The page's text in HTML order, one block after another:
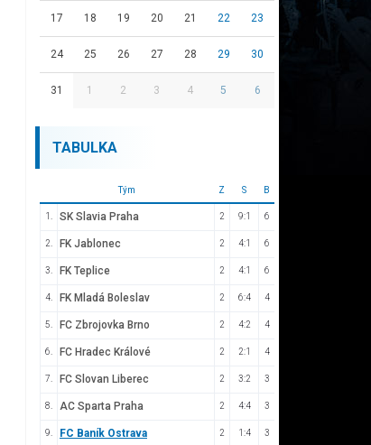
17 18 19 20 21 22 23
24 25 26 27 28 29 30
31 1 2 3 4 5 6
TABULKA
Tým Z S B
1. SK Slavia Praha 2 9:1 6
2. FK Jablonec 2 4:1 6
3. FK Teplice 2 4:1 6
4. FK Mladá Boleslav 2 6:4 4
5. FC Zbrojovka Brno 2 4:2 4
6. FC Hradec Králové 2 2:1 4
7. FC Slovan Liberec 2 3:2 3
8. AC Sparta Praha 2 4:4 3
9. FC Baník Ostrava 2 1:4 3